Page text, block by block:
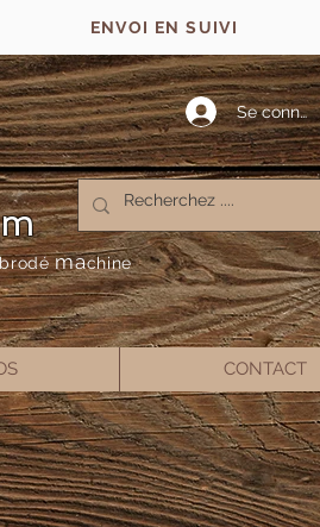
ENVOI EN SUIVI
Se
démachine
CONTACT